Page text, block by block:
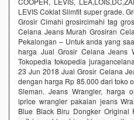
LEVIS Coklat Slimfit super grade.
Grosir Cimahi grosircimahi tag
Celana Jeans Murah Grosiran
Pekalongan – Untuk anda yang
harga Jual Grosir Celana Jeans
Tokopedia tokopedia
23 Jun 2018 Jual Grosir Celana
dengan harga Rp 85.000 dari toko
Sleman. Jeans Wrangler, harga
iprice wrangler pakaian jeans
Blue Black Biru Dongker Original